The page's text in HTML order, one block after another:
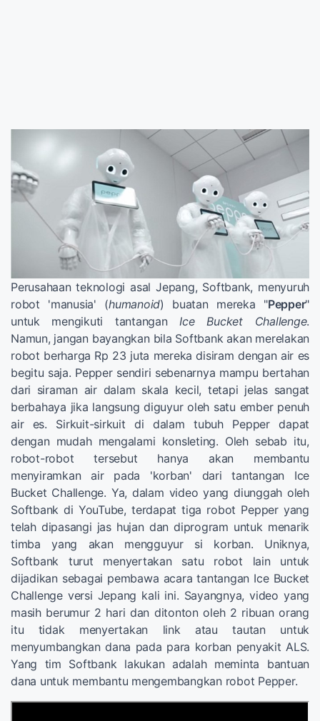
Perusahaan teknologi asal Jepang, Softbank, menyuruh
robot 'manusia' (humanoid) buatan mereka "Pepper"
untuk mengikuti tantangan Ice Bucket Challenge.
Namun, jangan bayangkan bila Softbank akan merelakan
robot berharga Rp 23 juta mereka disiram dengan air es
begitu saja. Pepper sendiri sebenarnya mampu bertahan
dari siraman air dalam skala kecil, tetapi jelas sangat
berbahaya jika langsung diguyur oleh satu ember penuh
air es. Sirkuit-sirkuit di dalam tubuh Pepper dapat
dengan mudah mengalami konsleting. Oleh sebab itu,
robot-robot tersebut hanya akan membantu
menyiramkan air pada 'korban' dari tantangan Ice
Bucket Challenge. Ya, dalam video yang diunggah oleh
Softbank di YouTube, terdapat tiga robot Pepper yang
telah dipasangi jas hujan dan diprogram untuk menarik
timba yang akan mengguyur si korban. Uniknya,
Softbank turut menyertakan satu robot lain untuk
dijadikan sebagai pembawa acara tantangan Ice Bucket
Challenge versi Jepang kali ini. Sayangnya, video yang
masih berumur 2 hari dan ditonton oleh 2 ribuan orang
itu tidak menyertakan link atau tautan untuk
menyumbangkan dana pada para korban penyakit ALS.
Yang tim Softbank lakukan adalah meminta bantuan
dana untuk membantu mengembangkan robot Pepper.